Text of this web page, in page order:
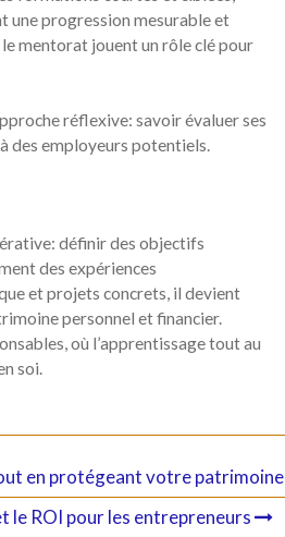
une progression mesurable et
mentorat jouent un rôle clé pour
réflexive: savoir évaluer ses
des employeurs potentiels.
définir des objectifs
des expériences
et projets concrets, il devient
personnel et financier.
où l’apprentissage tout au
soi.
en protégeant votre patrimoine
le ROI pour les entrepreneurs